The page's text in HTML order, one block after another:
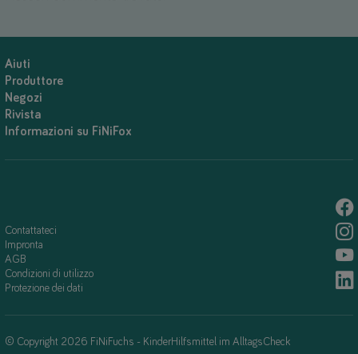
Aiuti
Produttore
Negozi
Rivista
Informazioni su FiNiFox
Contattateci
Impronta
AGB
Condizioni di utilizzo
Protezione dei dati
© Copyright 2026 FiNiFuchs - KinderHilfsmittel im AlltagsCheck